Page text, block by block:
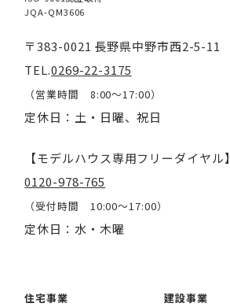
JQA-QM3606
〒383-0021 長野県中野市西2-5-11
TEL.0269-22-3175
（営業時間 8:00～17:00）
定休日：土・日曜、祝日
【モデルハウス専用フリーダイヤル】
0120-978-765
（受付時間 10:00～17:00）
定休日：水・木曜
住宅事業 建設事業